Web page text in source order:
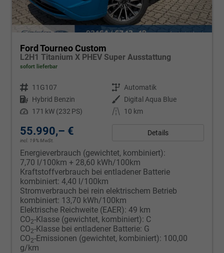
Ford Tourneo Custom
L2H1 Titanium X PHEV Super Ausstattung
sofort lieferbar
Fahrzeugnr. 11G107 Getriebe Automatik
Kraftstoff Hybrid Benzin Außenfarbe
Digital Aqua Blue
Leistung 171 kW (232 PS) Kilometerstand 10 km
55.990,– €
incl. 19% MwSt.
Details
Energieverbrauch (gewichtet, kombiniert):
7,70 l/100km + 28,60 kWh/100km
Kraftstoffverbrauch bei entladener Batterie
kombiniert: 4,40 l/100km
Stromverbrauch bei rein elektrischem Betrieb
kombiniert: 13,70 kWh/100km
Elektrische Reichweite (EAER): 49 km
CO2-Klasse (gewichtet, kombiniert): C
CO2-Klasse bei entladener Batterie: G
CO2-Emissionen (gewichtet, kombiniert): 100,00
g/km